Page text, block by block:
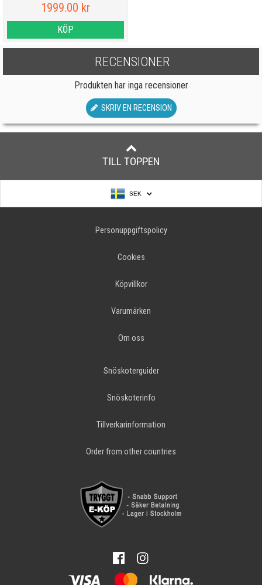
1999.00 kr
KÖP
RECENSIONER
Produkten har inga recensioner
SKRIV EN RECENSION
TILL TOPPEN
SEK
Personuppgiftspolicy
Cookies
Köpvillkor
Varumärken
Om oss
Snöskoterguider
Snöskoterinfo
Tillverkarinformation
Order from other countries